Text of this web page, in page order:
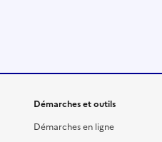
Démarches et outils
Démarches en ligne